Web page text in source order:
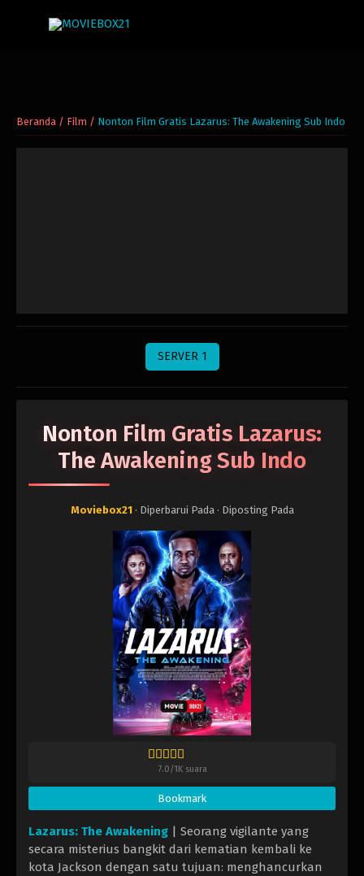
Beranda / Film / Nonton Film Gratis Lazarus: The Awakening Sub Indo
SERVER 1
Nonton Film Gratis Lazarus:
The Awakening Sub Indo
Moviebox21· Diperbarui Pada · Diposting Pada
7.0/1Ksuara
Bookmark
Lazarus: The Awakening | Seorang vigilante yang
secara misterius bangkit dari kematian kembali ke
kota Jackson dengan satu tujuan: menghancurkan